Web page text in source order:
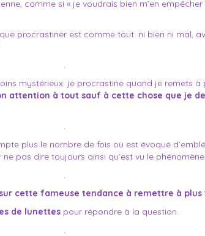
comme si « je voudrais bien m’en
procrastiner est comme tout: ni bien ni mal,
.
mystérieux: je procrastine quand je remets
attention à tout sauf à cette chose que je
.
plus le nombre de fois où est évoqué
pas dire toujours ainsi qu’est vu le phénomène.
.
cette fameuse tendance à remettre à plus
de lunettes pour répondre à la question.
.